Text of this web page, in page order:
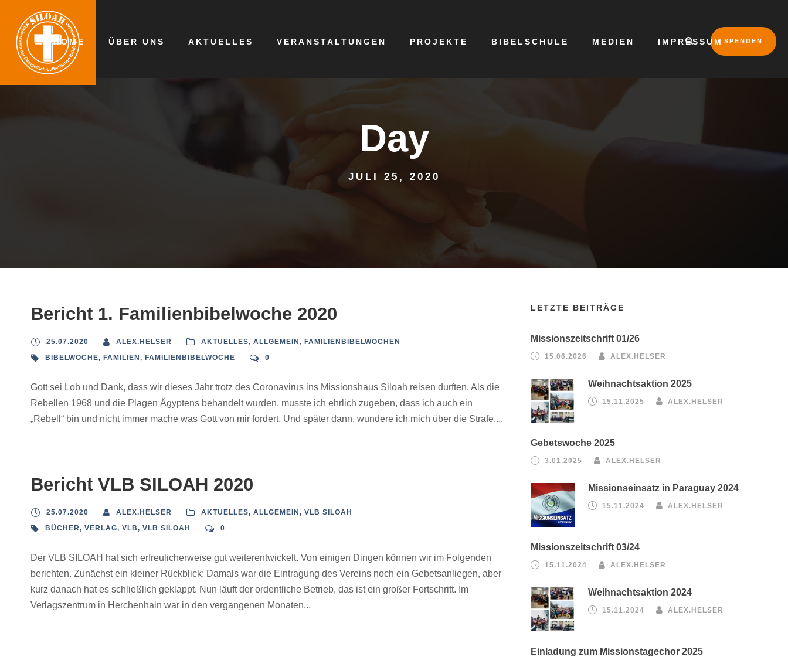
HOME ÜBER UNS AKTUELLES VERANSTALTUNGEN PROJEKTE BIBELSCHULE MEDIEN IMPRESSUM SPENDEN
Day
JULI 25, 2020
Bericht 1. Familienbibelwoche 2020
25.07.2020 ALEX.HELSER AKTUELLES, ALLGEMEIN , FAMILIENBIBELWOCHEN
BIBELWOCHE, FAMILIEN , FAMILIENBIBELWOCHE 0
Gott sei Lob und Dank, dass wir dieses Jahr trotz des Coronavirus ins Missionshaus Siloah reisen durften. Als die
Rebellen 1968 und die Plagen Ägyptens behandelt wurden, musste ich ehrlich zugeben, dass ich auch ein
„Rebell“ bin und nicht immer mache was Gott von mir fordert. Und später dann, wundere ich mich über die Strafe,...
Bericht VLB SILOAH 2020
25.07.2020 ALEX.HELSER AKTUELLES, ALLGEMEIN , VLB SILOAH
BÜCHER, VERLAG, VLB, VLB SILOAH 0
Der VLB SILOAH hat sich erfreulicherweise gut weiterentwickelt. Von einigen Dingen können wir im Folgenden
berichten. Zunächst ein kleiner Rückblick: Damals war die Eintragung des Vereins noch ein Gebetsanliegen, aber
kurz danach hat es schließlich geklappt. Nun läuft der ordentliche Betrieb, das ist ein großer Fortschritt. Im
Verlagszentrum in Herchenhain war in den vergangenen Monaten...
LETZTE BEITRÄGE
Missionszeitschrift 01/26
15.06.2026 ALEX.HELSER
Weihnachtsaktion 2025
15.11.2025 ALEX.HELSER
Gebetswoche 2025
3.01.2025 ALEX.HELSER
Missionseinsatz in Paraguay 2024
15.11.2024 ALEX.HELSER
Missionszeitschrift 03/24
15.11.2024 ALEX.HELSER
Weihnachtsaktion 2024
15.11.2024 ALEX.HELSER
Einladung zum Missionstagechor 2025